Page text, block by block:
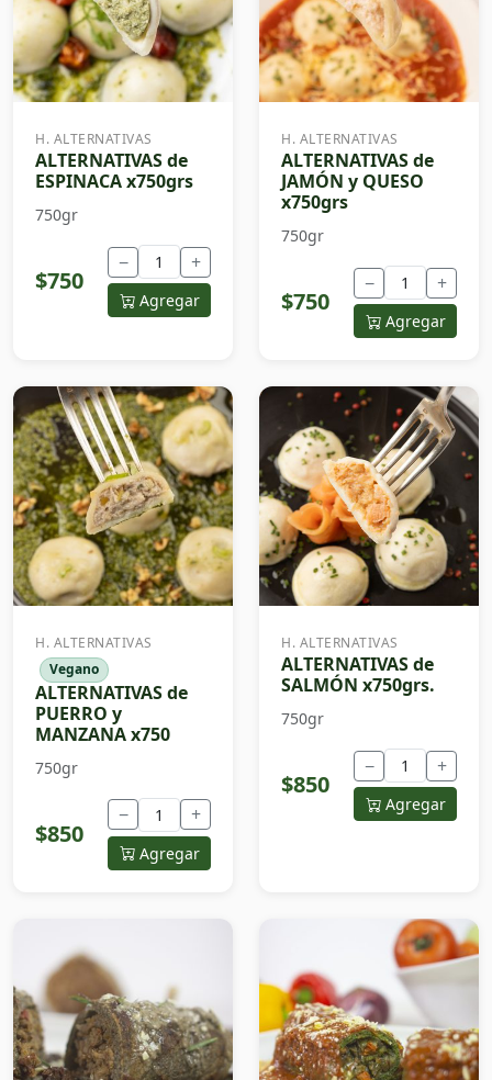
H. ALTERNATIVAS
ALTERNATIVAS de
ESPINACA x750grs
750gr
$750
− +
Agregar
H. ALTERNATIVAS
ALTERNATIVAS de
JAMÓN y QUESO
x750grs
750gr
$750
− +
Agregar
H. ALTERNATIVAS
Vegano
ALTERNATIVAS de
PUERRO y
MANZANA x750
750gr
$850
− +
Agregar
H. ALTERNATIVAS
ALTERNATIVAS de
SALMÓN x750grs.
750gr
$850
− +
Agregar